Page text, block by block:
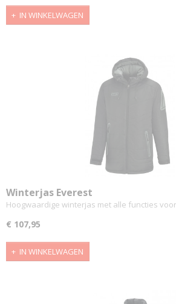
IN WINKELWAGEN
Winterjas Everest
Hoogwaardige winterjas met alle functies
€ 107,95
IN WINKELWAGEN